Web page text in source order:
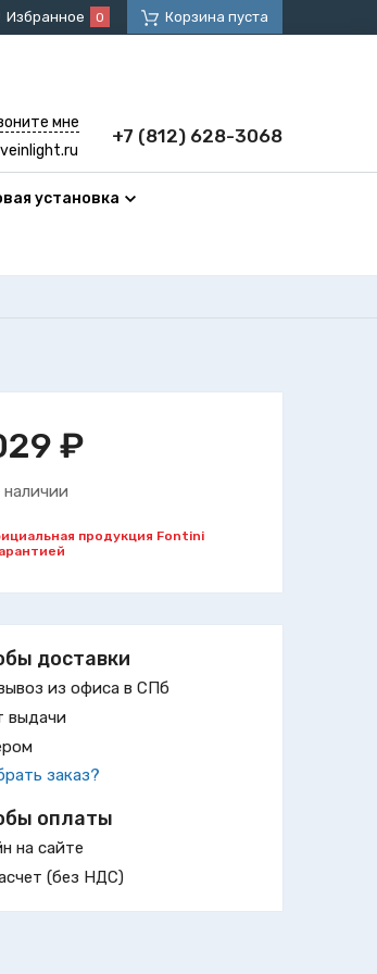
Избранное 0 Корзина пуста
мне
+7 (812) 628-3068
установка
₽
продукция Fontini
доставки
из офиса в СПб
выдачи
заказ?
оплаты
на сайте
(без НДС)